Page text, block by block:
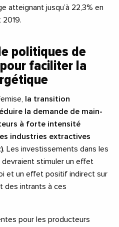
atteignant jusqu’à 22,3% en
2019.
politiques de
faciliter la
la transition
la demande de main-
à forte intensité
industries extractives
. Les investissements dans les
stimuler un effet
et un effet positif indirect sur
des intrants à ces
pour les producteurs